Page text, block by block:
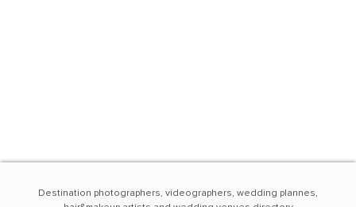
Destination photographers, videographers, wedding plannes,